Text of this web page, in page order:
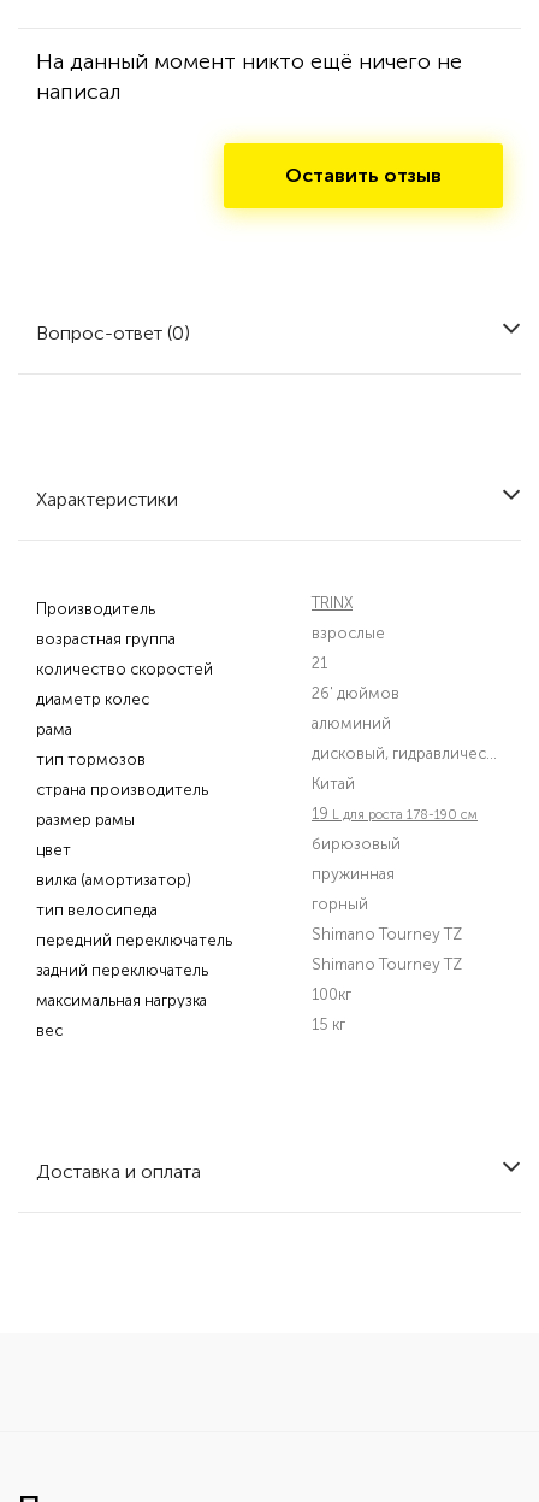
На данный момент никто ещё ничего не
написал
Оставить отзыв
Вопрос-ответ (0)
Характеристики
Производитель
TRINX
возрастная группа
взрослые
количество скоростей
21
диаметр колес
26' дюймов
рама
алюминий
тип тормозов
дисковый, гидравлический
страна производитель
Китай
размер рамы
19 L для роста 178-190 см
цвет
бирюзовый
вилка (амортизатор)
пружинная
тип велосипеда
горный
передний переключатель
Shimano Tourney TZ
задний переключатель
Shimano Tourney TZ
максимальная нагрузка
100кг
вес
15 кг
Доставка и оплата